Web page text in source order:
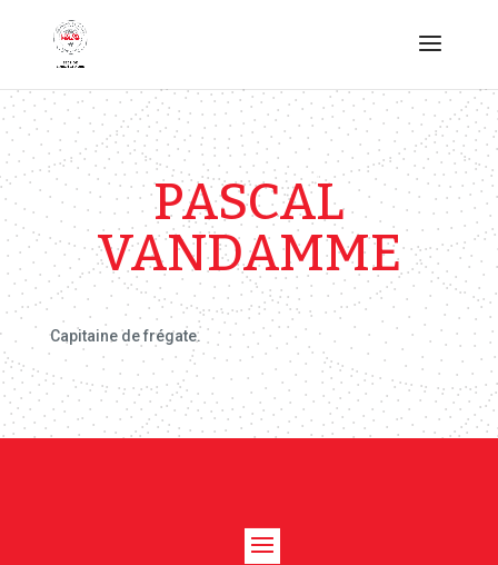
PASCAL
VANDAMME
Capitaine de frégate.